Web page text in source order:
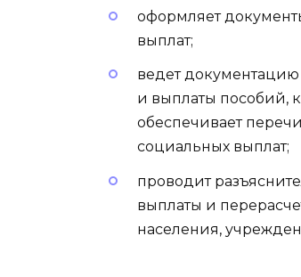
оформляет
выплат;
ведет документацию
и выплаты пособий,
обеспечивает
социальных выплат;
проводит
выплаты и
населения,